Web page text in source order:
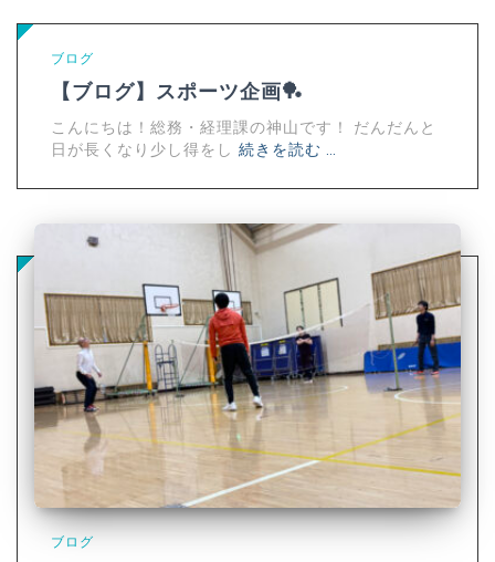
ブログ
【ブログ】スポーツ企画🏓
こんにちは！総務・経理課の神山です！ だんだんと
日が長くなり少し得をし 続きを読む …
ブログ